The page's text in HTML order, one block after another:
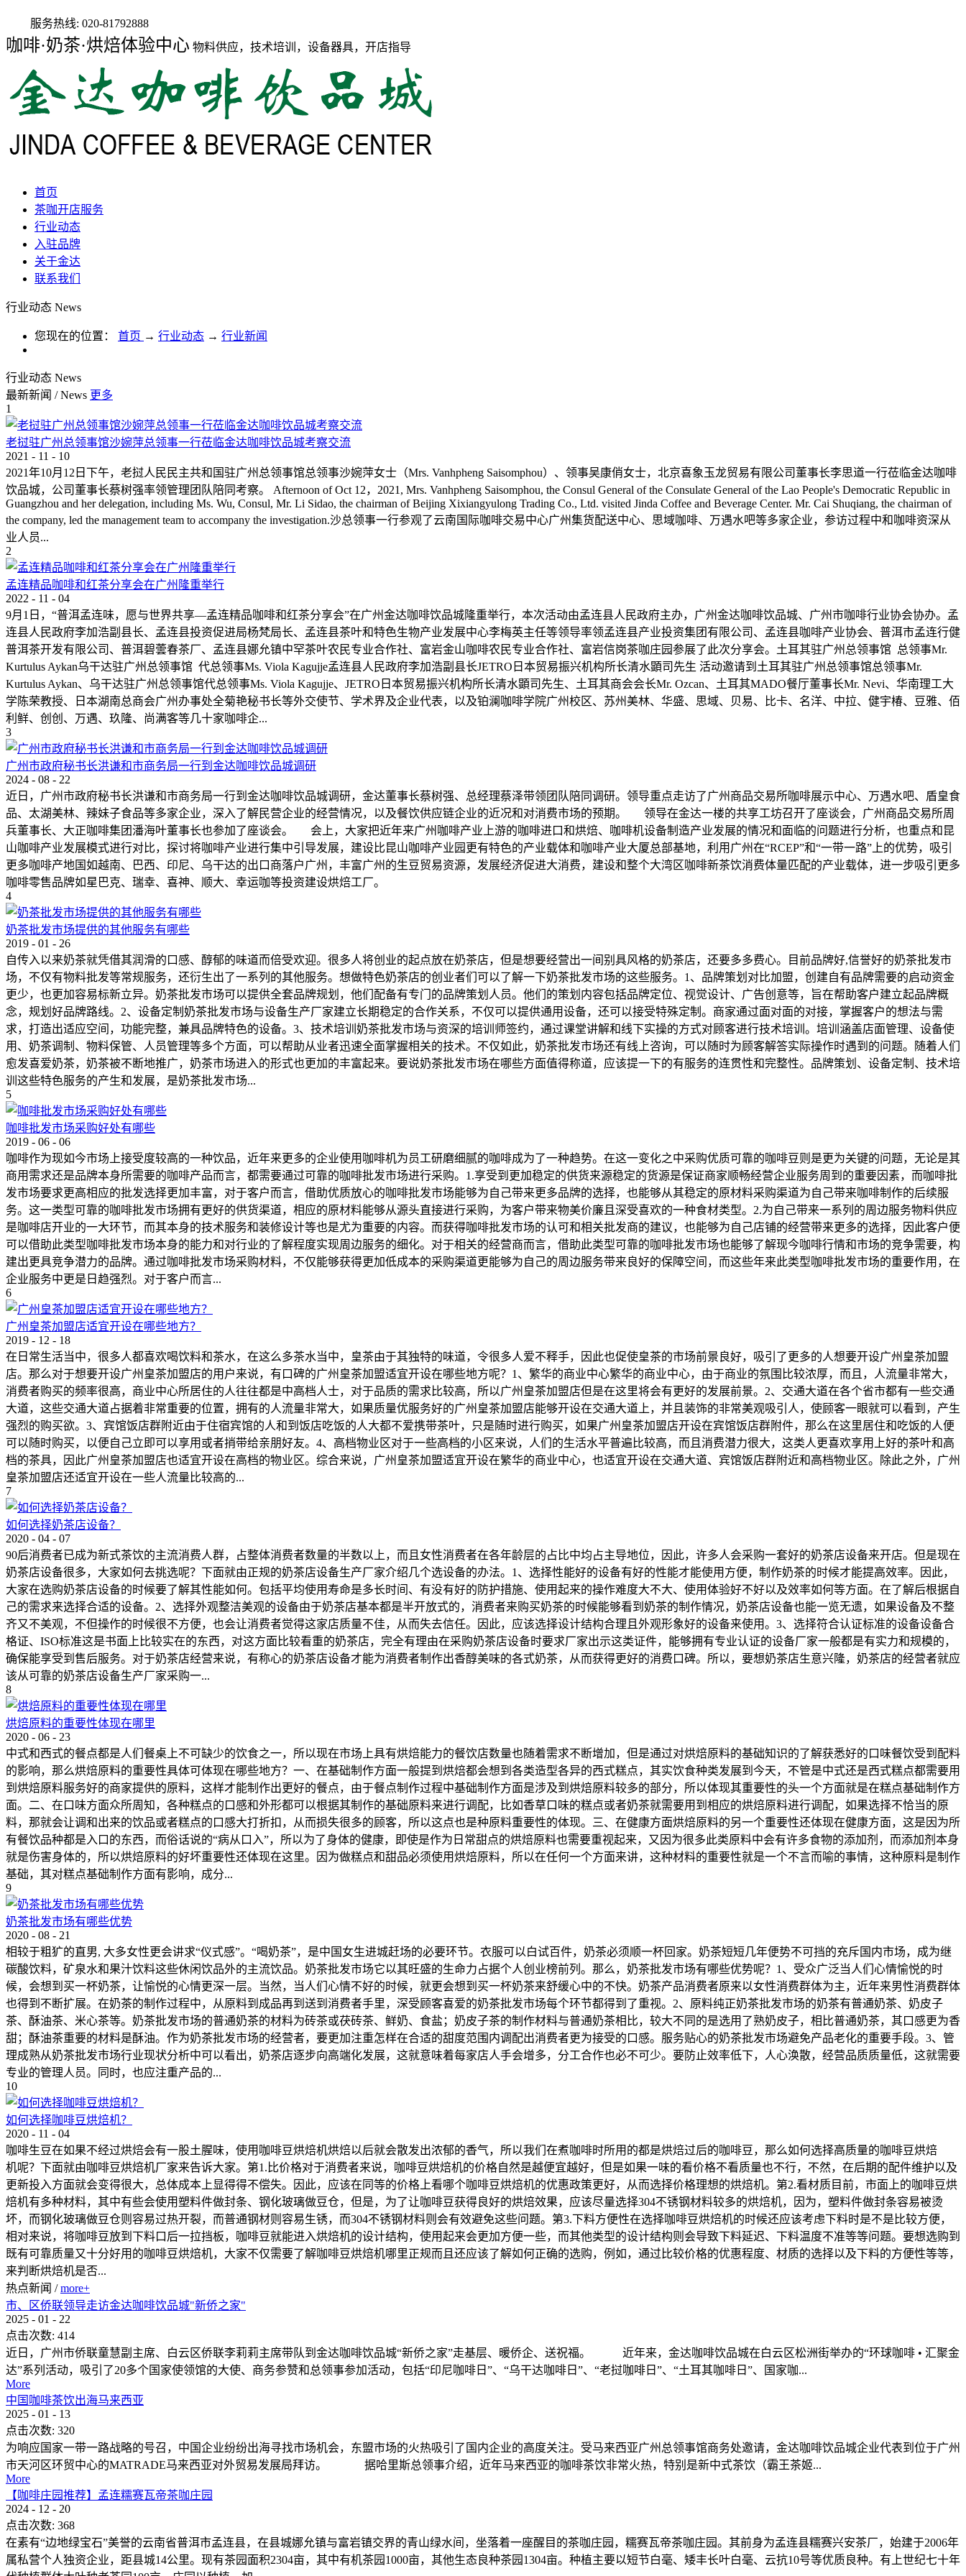
服务热线: 020-81792888
咖啡·奶茶·烘焙体验中心 物料供应，技术培训，设备器具，开店指导
首页
茶咖开店服务
行业动态
入驻品牌
关于金达
联系我们
行业动态 News
您现在的位置： 首页 → 行业动态 → 行业新闻
行业动态 News
最新新闻 / News 更多
1
老挝驻广州总领事馆沙婉萍总领事一行莅临金达咖啡饮品城考察交流
2021 - 11 - 10
2021年10月12日下午，老挝人民民主共和国驻广州总领事馆总领事沙婉萍女士（Mrs. Vanhpheng Saisomphou）、领事吴康俏女士，北京喜象玉龙贸易有限公司董事长李思道一行莅临金达咖啡
饮品城，公司董事长蔡树强率领管理团队陪同考察。 Afternoon of Oct 12，2021, Mrs. Vanhpheng Saisomphou, the Consul General of the Consulate General of the Lao People's Democratic Republic in
Guangzhou and her delegation, including Ms. Wu, Consul, Mr. Li Sidao, the chairman of Beijing Xixiangyulong Trading Co., Ltd. visited Jinda Coffee and Beverage Center. Mr. Cai Shuqiang, the chairman of
the company, led the management team to accompany the investigation.沙总领事一行参观了云南国际咖啡交易中心广州集货配送中心、思域咖啡、万遇水吧等多家企业，参访过程中和咖啡资深从
业人员...
2
孟连精品咖啡和红茶分享会在广州隆重举行
2022 - 11 - 04
9月1日，“普洱孟连味，愿与世界共享—孟连精品咖啡和红茶分享会”在广州金达咖啡饮品城隆重举行，本次活动由孟连县人民政府主办，广州金达咖啡饮品城、广州市咖啡行业协会协办。孟
连县人民政府李加浩副县长、孟连县投资促进局杨梵局长、孟连县茶叶和特色生物产业发展中心李梅英主任等领导率领孟连县产业投资集团有限公司、孟连县咖啡产业协会、普洱市孟连行健
普洱茶开发有限公司、普洱碧蕓春茶厂、孟连县娜允镇中罕茶叶农民专业合作社、富岩金山咖啡农民专业合作社、富岩信岗茶咖庄园参展了此次分享会。土耳其驻广州总领事馆 总领事Mr.
Kurtulus Aykan乌干达驻广州总领事馆 代总领事Ms. Viola Kagujje孟连县人民政府李加浩副县长JETRO日本贸易振兴机构所长清水顕司先生 活动邀请到土耳其驻广州总领事馆总领事Mr.
Kurtulus Aykan、乌干达驻广州总领事馆代总领事Ms. Viola Kagujje、JETRO日本贸易振兴机构所长清水顕司先生、土耳其商会会长Mr. Ozcan、土耳其MADO餐厅董事长Mr. Nevi、华南理工大
学陈荣教授、日本湖南总商会广州办事处全菊艳秘书长等外交使节、学术界及企业代表，以及铂澜咖啡学院广州校区、苏州美林、华盛、思域、贝易、比卡、名洋、中拉、健宇椿、豆雅、佰
利鲜、创创、万遇、玖隆、尚满客等几十家咖啡企...
3
广州市政府秘书长洪谦和市商务局一行到金达咖啡饮品城调研
2024 - 08 - 22
近日，广州市政府秘书长洪谦和市商务局一行到金达咖啡饮品城调研，金达董事长蔡树强、总经理蔡泽带领团队陪同调研。领导重点走访了广州商品交易所咖啡展示中心、万遇水吧、盾皇食
品、太湖美林、辣妹子食品等多家企业，深入了解民营企业的经营情况，以及餐饮供应链企业的近况和对消费市场的预期。 领导在金达一楼的共享工坊召开了座谈会，广州商品交易所周
兵董事长、大正咖啡集团潘海叶董事长也参加了座谈会。 会上，大家把近年来广州咖啡产业上游的咖啡进口和烘焙、咖啡机设备制造产业发展的情况和面临的问题进行分析，也重点和昆
山咖啡产业发展模式进行对比，探讨将咖啡产业进行集中引导发展，建设比昆山咖啡产业园更有特色的产业载体和咖啡产业大厦总部基地，利用广州在“RCEP”和“一带一路”上的优势，吸引
更多咖啡产地国如越南、巴西、印尼、乌干达的出口商落户广州，丰富广州的生豆贸易资源，发展经济促进大消费，建设和整个大湾区咖啡新茶饮消费体量匹配的产业载体，进一步吸引更多
咖啡零售品牌如星巴克、瑞幸、喜神、顺大、幸运咖等投资建设烘焙工厂。
4
奶茶批发市场提供的其他服务有哪些
2019 - 01 - 26
自传入以来奶茶就凭借其润滑的口感、醇郁的味道而倍受欢迎。很多人将创业的起点放在奶茶店，但是想要经营出一间别具风格的奶茶店，还要多多费心。目前品牌好,信誉好的奶茶批发市
场，不仅有物料批发等常规服务，还衍生出了一系列的其他服务。想做特色奶茶店的创业者们可以了解一下奶茶批发市场的这些服务。1、品牌策划对比加盟，创建自有品牌需要的启动资金
更少，也更加容易标新立异。奶茶批发市场可以提供全套品牌规划，他们配备有专门的品牌策划人员。他们的策划内容包括品牌定位、视觉设计、广告创意等，旨在帮助客户建立起品牌概
念，规划好品牌路线。2、设备定制奶茶批发市场与设备生产厂家建立长期稳定的合作关系，不仅可以提供通用设备，还可以接受特殊定制。商家通过面对面的对接，掌握客户的想法与需
求，打造出适应空间，功能完整，兼具品牌特色的设备。3、技术培训奶茶批发市场与资深的培训师签约，通过课堂讲解和线下实操的方式对顾客进行技术培训。培训涵盖店面管理、设备使
用、奶茶调制、物料保管、人员管理等多个方面，可以帮助从业者迅速全面掌握相关的技术。不仅如此，奶茶批发市场还有线上咨询，可以随时为顾客解答实际操作时遇到的问题。随着人们
愈发喜爱奶茶，奶茶被不断地推广，奶茶市场进入的形式也更加的丰富起来。要说奶茶批发市场在哪些方面值得称道，应该提一下的有服务的连贯性和完整性。品牌策划、设备定制、技术培
训这些特色服务的产生和发展，是奶茶批发市场...
5
咖啡批发市场采购好处有哪些
2019 - 06 - 06
咖啡作为现如今市场上接受度较高的一种饮品，近年来更多的企业使用咖啡机为员工研磨细腻的咖啡成为了一种趋势。在这一变化之中采购优质可靠的咖啡豆则是更为关键的问题，无论是其
商用需求还是品牌本身所需要的咖啡产品而言，都需要通过可靠的咖啡批发市场进行采购。1.享受到更加稳定的供货来源稳定的货源是保证商家顺畅经营企业服务周到的重要因素，而咖啡批
发市场要求更高相应的批发选择更加丰富，对于客户而言，借助优质放心的咖啡批发市场能够为自己带来更多品牌的选择，也能够从其稳定的原材料采购渠道为自己带来咖啡制作的后续服
务。这一类型可靠的咖啡批发市场拥有更好的供货渠道，相应的原材料能够从源头直接进行采购，为客户带来物美价廉且深受喜欢的一种食材类型。2.为自己带来一系列的周边服务物料供应
是咖啡店开业的一大环节，而其本身的技术服务和装修设计等也是尤为重要的内容。而获得咖啡批发市场的认可和相关批发商的建议，也能够为自己店铺的经营带来更多的选择，因此客户便
可以借助此类型咖啡批发市场本身的能力和对行业的了解程度实现周边服务的细化。对于相关的经营商而言，借助此类型可靠的咖啡批发市场也能够了解现今咖啡行情和市场的竞争需要，构
建出更具竞争潜力的品牌。通过咖啡批发市场采购材料，不仅能够获得更加低成本的采购渠道更能够为自己的周边服务带来良好的保障空间，而这些年来此类型咖啡批发市场的重要作用，在
企业服务中更是日趋强烈。对于客户而言...
6
广州皇茶加盟店适宜开设在哪些地方？
2019 - 12 - 18
在日常生活当中，很多人都喜欢喝饮料和茶水，在这么多茶水当中，皇茶由于其独特的味道，令很多人爱不释手，因此也促使皇茶的市场前景良好，吸引了更多的人想要开设广州皇茶加盟
店。那么对于想要开设广州皇茶加盟店的用户来说，有口碑的广州皇茶加盟适宜开设在哪些地方呢？1、繁华的商业中心繁华的商业中心，由于商业的氛围比较浓厚，而且，人流量非常大，
消费者购买的频率很高，商业中心所居住的人往往都是中高档人士，对于品质的需求比较高，所以广州皇茶加盟店但是在这里将会有更好的发展前景。2、交通大道在各个省市都有一些交通
大道，这些交通大道占据着非常重要的位置，拥有的人流量非常大，如果质量优服务好的广州皇茶加盟店能够开设在交通大道上，并且装饰的非常美观吸引人，使顾客一眼就可以看到，产生
强烈的购买欲。3、宾馆饭店群附近由于住宿宾馆的人和到饭店吃饭的人大都不爱携带茶叶，只是随时进行购买，如果广州皇茶加盟店开设在宾馆饭店群附件，那么在这里居住和吃饭的人便
可以随时购买，以便自己立即可以享用或者捎带给亲朋好友。4、高档物业区对于一些高档的小区来说，人们的生活水平普遍比较高，而且消费潜力很大，这类人更喜欢享用上好的茶叶和高
档的茶具，因此广州皇茶加盟店也适宜开设在高档的物业区。综合来说，广州皇茶加盟适宜开设在繁华的商业中心，也适宜开设在交通大道、宾馆饭店群附近和高档物业区。除此之外，广州
皇茶加盟店还适宜开设在一些人流量比较高的...
7
如何选择奶茶店设备？
2020 - 04 - 07
90后消费者已成为新式茶饮的主流消费人群，占整体消费者数量的半数以上，而且女性消费者在各年龄层的占比中均占主导地位，因此，许多人会采购一套好的奶茶店设备来开店。但是现在
奶茶店设备很多，大家如何去挑选呢？下面就由正规的奶茶店设备生产厂家介绍几个选设备的办法。1、选择性能好的设备有好的性能才能使用方便，制作奶茶的时候才能提高效率。因此，
大家在选购奶茶店设备的时候要了解其性能如何。包括平均使用寿命是多长时间、有没有好的防护措施、使用起来的操作难度大不大、使用体验好不好以及效率如何等方面。在了解后根据自
己的需求来选择合适的设备。2、选择外观整洁美观的设备由于奶茶店基本都是半开放式的，消费者来购买奶茶的时候能够看到奶茶的制作情况，奶茶店设备也能一览无遗，如果设备及不整
齐又不美观，不但操作的时候很不方便，也会让消费者觉得这家店质量不佳，从而失去信任。因此，应该选择设计结构合理且外观形象好的设备来使用。3、选择符合认证标准的设备设备合
格证、ISO标准这是书面上比较实在的东西，对这方面比较看重的奶茶店，完全有理由在采购奶茶店设备时要求厂家出示这类证件，能够拥有专业认证的设备厂家一般都是有实力和规模的，
确保能享受到售后服务。对于奶茶店经营来说，有称心的奶茶店设备才能为消费者制作出香醇美味的各式奶茶，从而获得更好的消费口碑。所以，要想奶茶店生意兴隆，奶茶店的经营者就应
该从可靠的奶茶店设备生产厂家采购一...
8
烘焙原料的重要性体现在哪里
2020 - 06 - 23
中式和西式的餐点都是人们餐桌上不可缺少的饮食之一，所以现在市场上具有烘焙能力的餐饮店数量也随着需求不断增加，但是通过对烘焙原料的基础知识的了解获悉好的口味餐饮受到配料
的影响，那么烘焙原料的重要性具体可体现在哪些地方？一、在基础制作方面一般提到烘焙都会想到各类造型各异的西式糕点，其实饮食种类发展到今天，不管是中式还是西式糕点都需要用
到烘焙原料服务好的商家提供的原料，这样才能制作出更好的餐点，由于餐点制作过程中基础制作方面是涉及到烘焙原料较多的部分，所以体现其重要性的头一个方面就是在糕点基础制作方
面。二、在口味方面众所周知，各种糕点的口感和外形都可以根据其制作的基础原料来进行调配，比如香草口味的糕点或者奶茶就需要用到相应的烘焙原料进行调配，如果选择不恰当的原
料，那就会让调和出来的饮品或者糕点的口感大打折扣，从而损失很多的顾客，所以这点也是种原料重要性的体现。三、在健康方面烘焙原料的另一个重要性还体现在健康方面，这是因为所
有餐饮品种都是入口的东西，而俗话说的“病从口入”，所以为了身体的健康，即使是作为日常甜点的烘焙原料也需要重视起来，又因为很多此类原料中会有许多食物的添加剂，而添加剂本身
就是伤害身体的，所以烘焙原料的好坏重要性还体现在这里。因为做糕点和甜品必须使用烘焙原料，所以在任何一个方面来讲，这种材料的重要性就是一个不言而喻的事情，这种原料是制作
基础，其对糕点基础制作方面有影响，成分...
9
奶茶批发市场有哪些优势
2020 - 08 - 21
相较于粗犷的直男, 大多女性更会讲求“仪式感”。“喝奶茶”，是中国女生进城赶场的必要环节。衣服可以白试百件，奶茶必须顺一杯回家。奶茶短短几年便势不可挡的充斥国内市场，成为继
碳酸饮料，矿泉水和果汁饮料这些休闲饮品外的主流饮品。奶茶批发市场它以其旺盛的生命力占据个人创业榜前列。那么，奶茶批发市场有哪些优势呢？1、受众广泛当人们心情愉悦的时
候，会想到买一杯奶茶，让愉悦的心情更深一层。当然，当人们心情不好的时候，就更会想到买一杯奶茶来舒缓心中的不快。奶茶产品消费者原来以女性消费群体为主，近年来男性消费群体
也得到不断扩展。在奶茶的制作过程中，从原料到成品再到送到消费者手里，深受顾客喜爱的奶茶批发市场每个环节都得到了重视。2、原料纯正奶茶批发市场的奶茶有普通奶茶、奶皮子
茶、酥油茶、米心茶等。奶茶批发市场的普通奶茶的材料为砖茶或茯砖茶、鲜奶、食盐；奶皮子茶的制作材料与普通奶茶相比，较大不同的是选用了熟奶皮子，相比普通奶茶，其口感更为香
甜；酥油茶重要的材料是酥油。作为奶茶批发市场的经营者，要更加注重怎样在合适的甜度范围内调配出消费者更为接受的口感。服务贴心的奶茶批发市场避免产品老化的重要手段。3、管
理成熟从奶茶批发市场行业现状分析中可以看出，奶茶店逐步向高端化发展，这就意味着每家店人手会增多，分工合作也必不可少。要防止效率低下，人心涣散，经营品质质量低，这就需要
专业的管理人员。同时，也应注重产品的...
10
如何选择咖啡豆烘焙机‍？
2020 - 11 - 04
咖啡生豆在如果不经过烘焙会有一股土腥味，使用咖啡豆烘焙机‍烘焙以后就会散发出浓郁的香气，所以我们在煮咖啡时所用的都是烘焙过后的咖啡豆，那么如何选择高质量的咖啡豆烘焙
机‍呢？下面就由咖啡豆烘焙机‍厂家来告诉大家。第1.比价格对于消费者来说，咖啡豆烘焙机‍的价格自然是越便宜越好，但是如果一味的看价格不看质量也不行，不然，在后期的配件维护以及
更新投入方面就会变得很大，总体成本上显得得不偿失。因此，应该在同等的价格上看哪个咖啡豆烘焙机的优惠‍政策更好，从而选择价格理想的烘焙机。第2.看材质目前，市面上的咖啡豆烘
焙机‍有多种材料，其中有些会使用塑料件做封条、钢化玻璃做豆仓，但是，为了让咖啡豆获得良好的烘焙效果，应该尽量选择304不锈钢材料较多的烘焙机，因为，塑料件做封条容易被烫
坏，而钢化玻璃做豆仓则容易过热开裂，而普通钢材则容易生锈，而304不锈钢材料则会有效避免这些问题。第3.下料方便性在选择咖啡豆烘焙机‍的时候还应该考虑下料时是不是比较方便，
相对来说，将咖啡豆放到下料口后一拉挡板，咖啡豆就能进入烘焙机的设计结构，使用起来会更加方便一些，而其他类型的设计结构则会导致下料延迟、下料温度不准等等问题。要想选购到
既有可靠质量又十分好用的咖啡豆烘焙机‍，大家不仅需要了解咖啡豆烘焙机哪里正规‍而且还应该了解如何正确的选购，例如，通过比较价格的优惠程度、材质的选择以及下料的方便性等等，
来判断烘焙机是否...
热点新闻 / more+
市、区侨联领导走访金达咖啡饮品城"新侨之家"
2025 - 01 - 22
点击次数: 414
近日，广州市侨联童慧副主席、白云区侨联李莉莉主席带队到金达咖啡饮品城“新侨之家”走基层、暖侨企、送祝福。 近年来，金达咖啡饮品城在白云区松洲街举办的“环球咖啡 • 汇聚金
达”系列活动，吸引了20多个国家使领馆的大使、商务参赞和总领事参加活动，包括“印尼咖啡日”、“乌干达咖啡日”、“老挝咖啡日”、“土耳其咖啡日”、国家咖...
More
中国咖啡茶饮出海马来西亚
2025 - 01 - 13
点击次数: 320
为响应国家一带一路战略的号召，中国企业纷纷出海寻找市场机会，东盟市场的火热吸引了国内企业的高度关注。受马来西亚广州总领事馆商务处邀请，金达咖啡饮品城企业代表到位于广州
市天河区环贸中心的MATRADE马来西亚对外贸易发展局拜访。 据哈里斯总领事介绍，近年马来西亚的咖啡茶饮非常火热，特别是新中式茶饮（霸王茶姬...
More
【咖啡庄园推荐】孟连糯赛瓦帝茶咖庄园
2024 - 12 - 20
点击次数: 368
在素有“边地绿宝石”美誉的云南省普洱市孟连县，在县城娜允镇与富岩镇交界的青山绿水间，坐落着一座醒目的茶咖庄园，糯赛瓦帝茶咖庄园。其前身为孟连县糯赛兴安茶厂，始建于2006年
属私营个人独资企业，距县城14公里。现有茶园面积2304亩，其中有机茶园1000亩，其他生态良种茶园1304亩。种植主要以短节白毫、矮丰长叶白毫、云抗10号等优质良种。有上世纪七十年